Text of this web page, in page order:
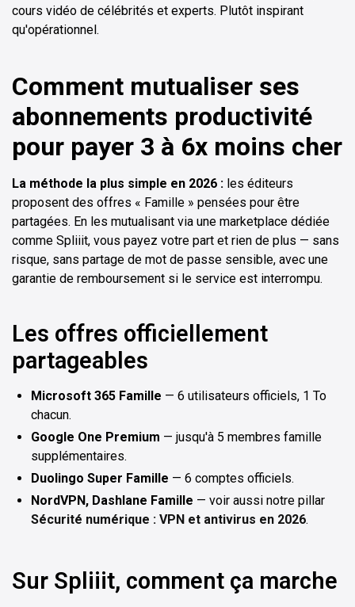
cours vidéo de célébrités et experts. Plutôt inspirant
qu'opérationnel.
Comment mutualiser ses
abonnements productivité
pour payer 3 à 6x moins cher
La méthode la plus simple en 2026 : les éditeurs
proposent des offres « Famille » pensées pour être
partagées. En les mutualisant via une marketplace dédiée
comme Spliiit, vous payez votre part et rien de plus — sans
risque, sans partage de mot de passe sensible, avec une
garantie de remboursement si le service est interrompu.
Les offres officiellement
partageables
Microsoft 365 Famille — 6 utilisateurs officiels, 1 To
chacun.
Google One Premium — jusqu'à 5 membres famille
supplémentaires.
Duolingo Super Famille — 6 comptes officiels.
NordVPN, Dashlane Famille — voir aussi notre pillar
Sécurité numérique : VPN et antivirus en 2026.
Sur Spliiit, comment ça marche